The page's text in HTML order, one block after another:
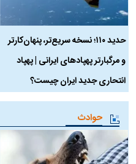
حدید ۱۱۰؛ نسخه سریع‌تر، پنهان‌کارتر
و مرگبارتر پهپادهای ایرانی | پهپاد
انتحاری جدید ایران چیست؟
حوادث